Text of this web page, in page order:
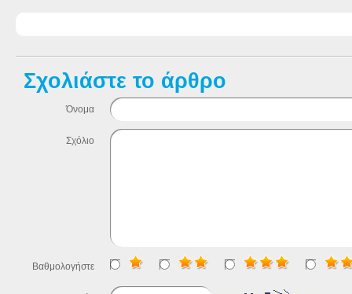
Σχολιάστε το άρθρο
Όνομα
Σχόλιο
Βαθμολογήστε